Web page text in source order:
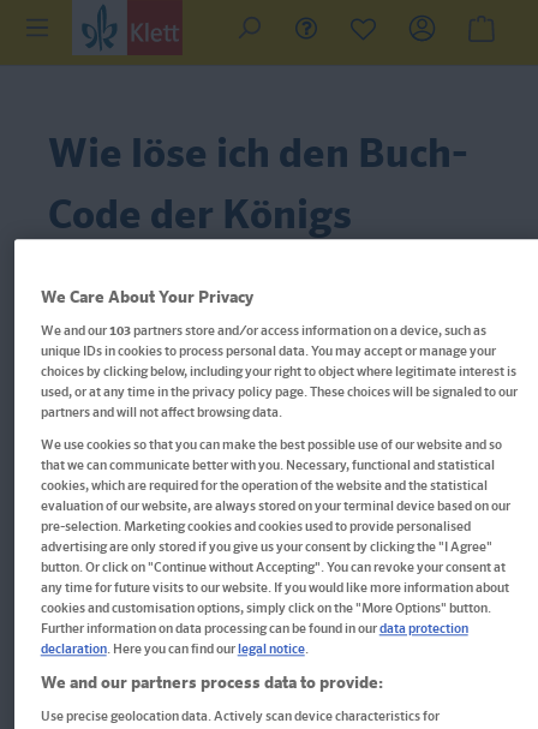
Wie löse ich den Buch-
Code der Königs
Schalten Sie Ihre digitalen Inhalte direkt auf unserem
Lektürehilfen-Portal lektueren-verstehen.de frei!
Schritt 1
Den Zugangscode finden Sie auf der ersten bzw. zweiten
Seite Ihrer gedruckten Lektürehilfe.
We Care About Your Privacy
We and our103partners store and/or access information on a device, such as
unique IDs in cookies to process personal data. You may accept or manage your
choices by clicking below, including your right to object where legitimate interest is
used, or at any time in the privacy policy page. These choices will be signaled to our
partners and will not affect browsing data.
We use cookies so that you can make the best possible use of our website and so
that we can communicate better with you. Necessary, functional and statistical
cookies, which are required for the operation of the website and the statistical
evaluation of our website, are always stored on your terminal device based on our
pre-selection. Marketing cookies and cookies used to provide personalised
advertising are only stored if you give us your consent by clicking the "I Agree"
button. Or click on "Continue without Accepting". You can revoke your consent at
any time for future visits to our website. If you would like more information about
cookies and customisation options, simply click on the "More Options" button.
Further information on data processing can be found in ourdata protection
declaration. Here you can find our legal notice.
We and our partners process data to provide:
Use precise geolocation data. Actively scan device characteristics for